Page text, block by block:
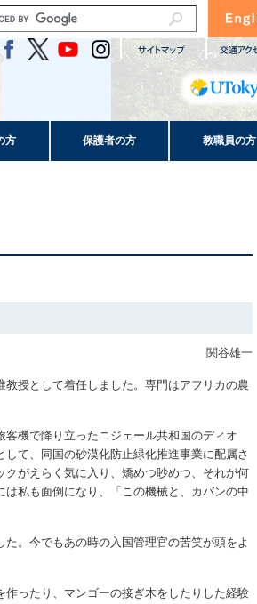
方 保護者の方 教職員の方
関谷雄一
授として着任しました。専門はアフリカの農
機で降り立ったニジェール共和国のディオ
て、同国の砂漠化防止緑化推進事業に配属さ
がえらく気に入り、矯めつ眇めつ、それが何
私も面倒になり、「この機械と、カバンの中
。今でもあの時の入国管理官の苦笑が頭をよ
ったり、マンゴーの接ぎ木をしたりした経験